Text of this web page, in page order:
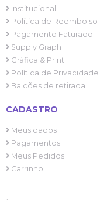
Institucional
Política de Reembolso
Pagamento Faturado
Supply Graph
Gráfica & Print
Política de Privacidade
Balcões de retirada
CADASTRO
Meus dados
Pagamentos
Meus Pedidos
Carrinho